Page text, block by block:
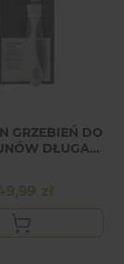
GRZEBIEŃ DO
DŁUGA
zł